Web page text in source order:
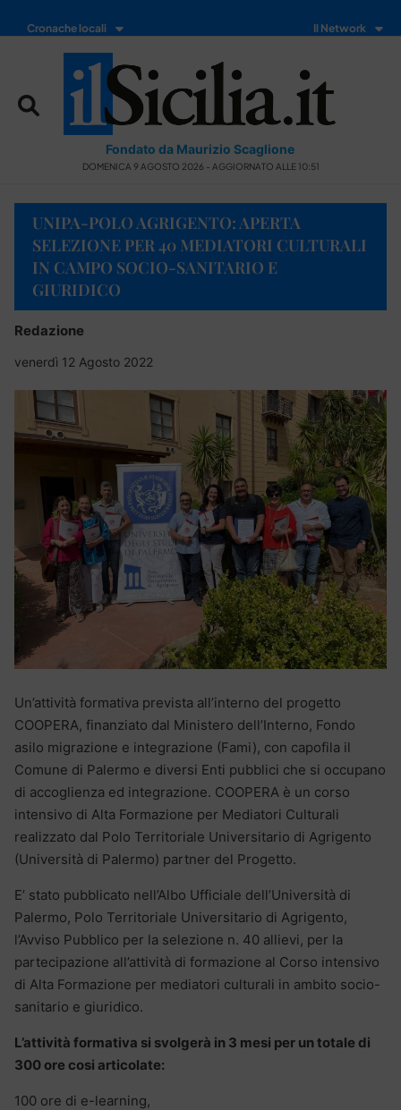
Cronache locali Il Network
Fondato da Maurizio Scaglione
DOMENICA 9 AGOSTO 2026 - AGGIORNATO ALLE 10:51
UNIPA-POLO AGRIGENTO: APERTA
SELEZIONE PER 40 MEDIATORI CULTURALI
IN CAMPO SOCIO-SANITARIO E
GIURIDICO
Redazione
venerdì 12 Agosto 2022
Un’attività formativa prevista all’interno del progetto
COOPERA, finanziato dal Ministero dell’Interno, Fondo
asilo migrazione e integrazione (Fami), con capofila il
Comune di Palermo e diversi Enti pubblici che si occupano
di accoglienza ed integrazione. COOPERA è un corso
intensivo di Alta Formazione per Mediatori Culturali
realizzato dal Polo Territoriale Universitario di Agrigento
(Università di Palermo) partner del Progetto.
E’ stato pubblicato nell’Albo Ufficiale dell’Università di
Palermo, Polo Territoriale Universitario di Agrigento,
l’Avviso Pubblico per la selezione n. 40 allievi, per la
partecipazione all’attività di formazione al Corso intensivo
di Alta Formazione per mediatori culturali in ambito socio-
sanitario e giuridico.
L’attività formativa si svolgerà in 3 mesi per un totale di
300 ore cosi articolate:
100 ore di e-learning,